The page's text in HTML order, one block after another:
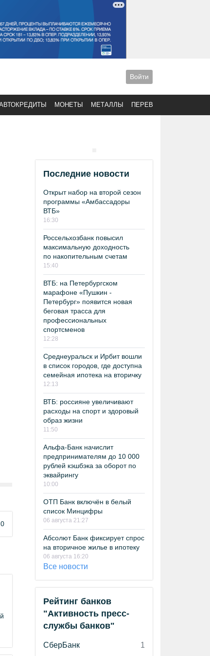
Войти
МОНЕТЫ МЕТАЛЛЫ ПЕРЕВОДЫ
0
Последние новости
Открыт набор на второй сезон
программы «Амбассадоры
ВТБ»
16:30
Россельхозбанк повысил
максимальную доходность
по накопительным счетам
15:40
ВТБ: на Петербургском
марафоне «Пушкин -
Петербург» появится новая
беговая трасса для
профессиональных
спортсменов
12:28
Среднеуральск и Ирбит вошли
в список городов, где доступна
семейная ипотека на вторичку
12:13
ВТБ: россияне увеличивают
расходы на спорт и здоровый
образ жизни
11:50
Альфа-Банк начислит
предпринимателям до 10 000
рублей кэшбэка за оборот по
эквайрингу
10:00
ОТП Банк включён в белый
список Минцифры
06 августа 21:27
Абсолют Банк фиксирует спрос
на вторичное жилье в ипотеку
06 августа 16:20
Все новости
Рейтинг банков
"Активность пресс-
службы банков"
СберБанк
1